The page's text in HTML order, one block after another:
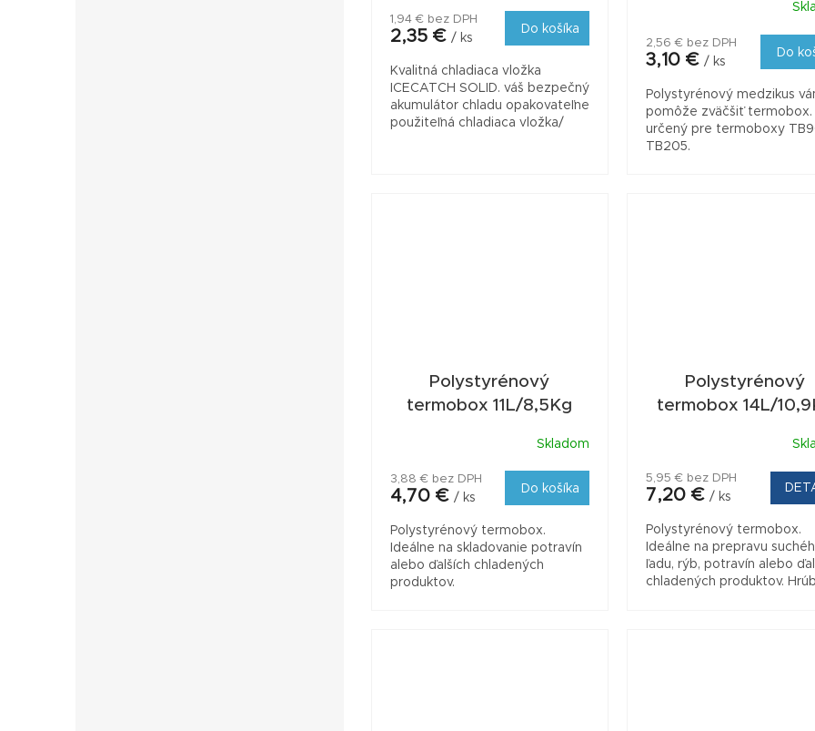
1,94 € bez DPH
2,35 € / ks
Do košíka
Kvalitná chladiaca vložka
ICECATCH SOLID. váš bezpečný
akumulátor chladu opakovateľne
použiteľná chladiaca vložka/
2,56 € bez DPH
3,10 € / ks
Do
Polystyrénový medzikus
pomôže zväčšiť termobox.
určený pre termoboxy
TB205.
Polystyrénový
termobox 11L/8,5Kg
Skladom
3,88 € bez DPH
4,70 € / ks
Do košíka
Polystyrénový termobox.
Ideálne na skladovanie potravín
alebo ďalších chladených
produktov.
Polystyrénový
termobox 14L/
5,95 € bez DPH
7,20 € / ks
Polystyrénový termobox.
Ideálne na prepravu
ľadu, rýb, potravín alebo
chladených produktov.